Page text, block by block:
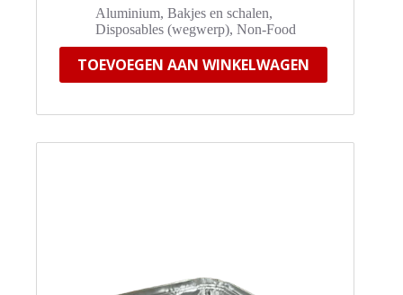
Aluminium, Bakjes en schalen,
Disposables (wegwerp), Non-Food
TOEVOEGEN AAN WINKELWAGEN